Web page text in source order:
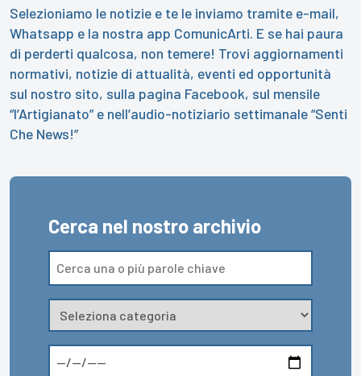
Selezioniamo le notizie e te le inviamo tramite e-mail,
Whatsapp e la nostra app ComunicArti. E se hai paura
di perderti qualcosa, non temere! Trovi aggiornamenti
normativi, notizie di attualità, eventi ed opportunità
sul nostro sito, sulla pagina Facebook, sul mensile
“l’Artigianato” e nell’audio-notiziario settimanale “Senti
Che News!”
Cerca nel nostro archivio